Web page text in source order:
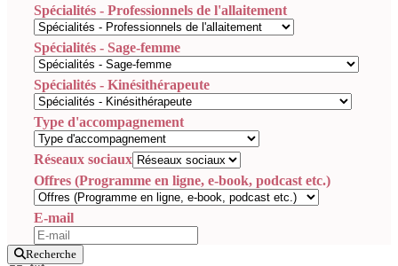
Spécialités - Professionnels de l'allaitement
Spécialités - Sage-femme
Spécialités - Kinésithérapeute
Type d'accompagnement
Réseaux sociaux
Offres (Programme en ligne, e-book, podcast etc.)
E-mail
Recherche